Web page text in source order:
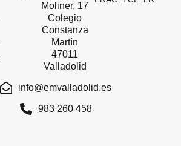
Moliner, 17
Colegio
Constanza
Martín
47011
Valladolid
info@emvalladolid.es
983 260 458